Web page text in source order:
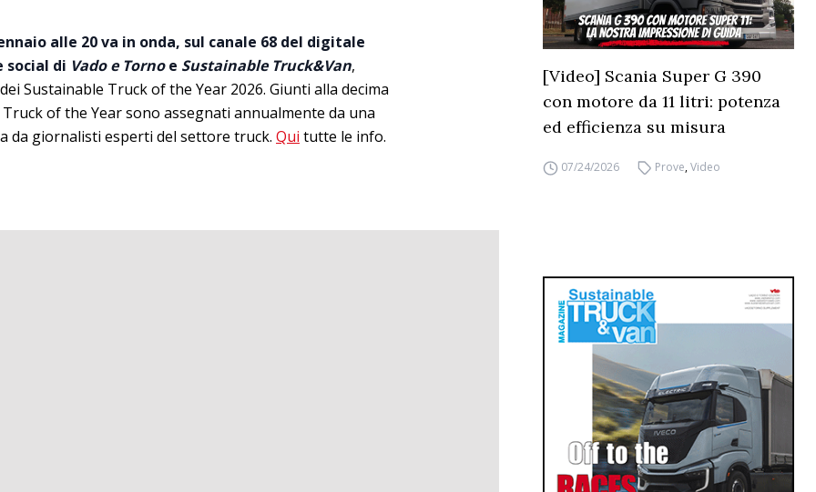
alle 20 va in onda, sul canale 68 del digitale
social di Vado e Tornoe Sustainable Truck&Van,
Sustainable Truck of the Year 2026. Giunti alla decima
of the Year sono assegnati annualmente da una
da giornalisti esperti del settore truck. Qui tutte le info.
[Video] Scania Super G 390
con motore da 11 litri: potenza
ed efficienza su misura
07/24/2026 Prove,Video